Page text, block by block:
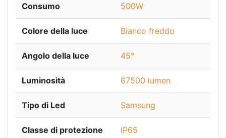
Consumo 500W
Colore della luce Bianco freddo
Angolo della luce 45°
Luminosità 67500 lumen
Tipo di Led Samsung
Classe di protezione
IP65